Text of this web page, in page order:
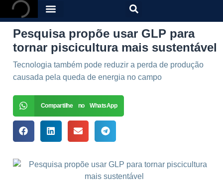
Pesquisa propõe usar GLP para
tornar piscicultura mais sustentável
Tecnologia também pode reduzir a perda de produção
causada pela queda de energia no campo
Compartilhe no WhatsApp